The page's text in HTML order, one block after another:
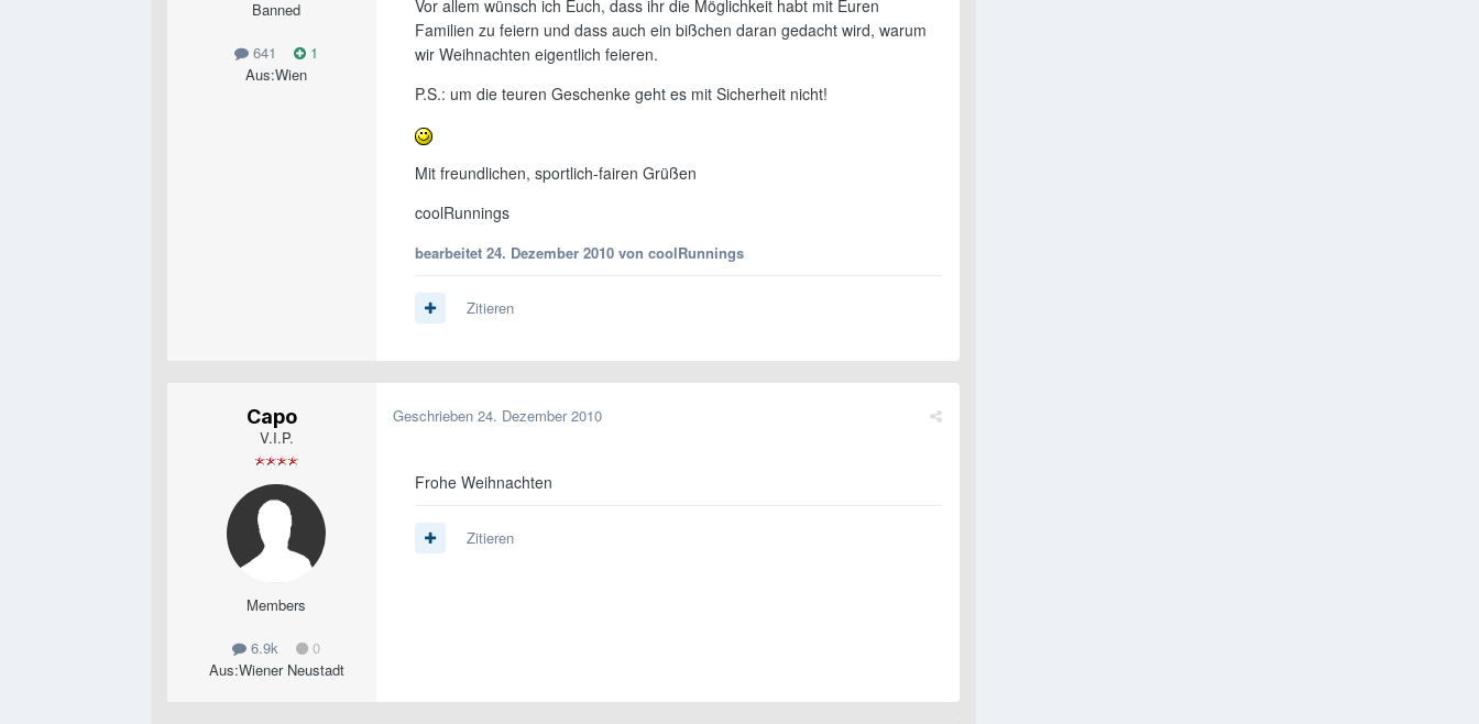
Banned
641
1
Aus:Wien
Vor allem wünsch ich Euch, dass ihr die Möglichkeit habt mit Euren
Familien zu feiern und dass auch ein bißchen daran gedacht wird, warum
wir Weihnachten eigentlich feieren.
P.S.: um die teuren Geschenke geht es mit Sicherheit nicht!
Mit freundlichen, sportlich-fairen Grüßen
coolRunnings
bearbeitet 24. Dezember 2010 von coolRunnings
Zitieren
Capo
V.I.P.
Members
6.9k
0
Aus:Wiener Neustadt
Geschrieben 24. Dezember 2010
Frohe Weihnachten
Zitieren